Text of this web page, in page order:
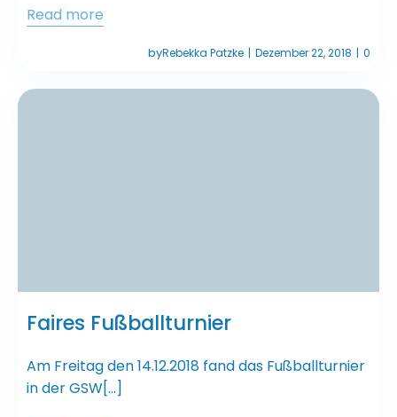
Read more
byRebekka Patzke | Dezember 22, 2018 | 0
Faires Fußballturnier
Am Freitag den 14.12.2018 fand das Fußballturnier
in der GSW[…]